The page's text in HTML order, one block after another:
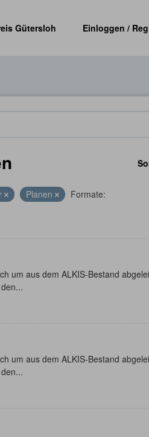
Gütersloh Einloggen /
Planen
Formate:
um aus dem ALKIS-Bestand
um aus dem ALKIS-Bestand